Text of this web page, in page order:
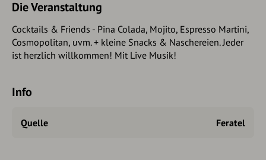
Die Veranstaltung
Cocktails & Friends - Pina Colada, Mojito, Espresso Martini,
Cosmopolitan, uvm. + kleine Snacks & Naschereien. Jeder
ist herzlich willkommen! Mit Live Musik!
Info
Quelle Feratel